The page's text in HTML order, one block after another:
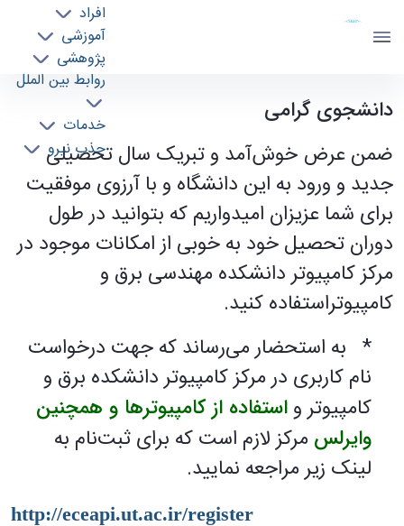
افراد
آموزشی
پژوهشی
روابط بین الملل
خدمات
جذب نیرو
دانشکده مهندسی برق و کامپیوتر
دانشجوی گرامی
ضمن عرض خوش‌آمد و تبریک سال تحصیلی
جدید و ورود به این دانشگاه و با آرزوی موفقیت
برای شما عزیزان امیدواریم که بتوانید در طول
دوران تحصیل خود به خوبی از امکانات موجود در
مرکز کامپیوتر دانشکده مهندسی برق و
کامپیوتراستفاده کنید.
* به استحضار می‌رساند که جهت درخواست
نام کاربری در مرکز کامپیوتر دانشکده برق و
کامپیوتر واستفاده از کامپیوترها و همچنین
وایرلس مرکز لازم است که برای ثبت‌نام به
لینک زیر مراجعه نمایید.
http://eceapi.ut.ac.ir/register